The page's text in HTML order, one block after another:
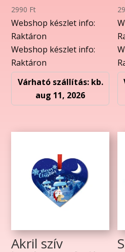
2990 Ft
Webshop készlet info:
Raktáron
Webshop készlet info:
Raktáron
Várható szállítás: kb.
aug 11, 2026
Akril szív